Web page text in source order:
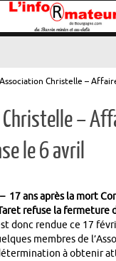
Association Christelle –
–
le 6 avril
ans après la mort
refuse la fermeture
donc rendue ce 17
membres de
à obtenir